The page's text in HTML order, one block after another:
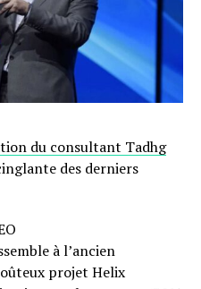
du consultant Tadhg
des derniers
à l’ancien
projet Helix